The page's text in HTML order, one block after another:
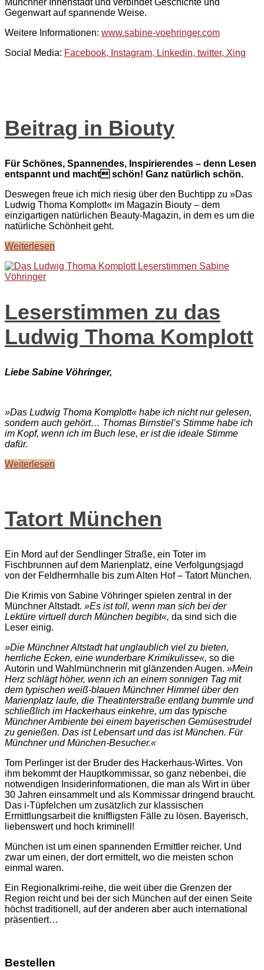
Münchner Innenstadt und verbindet Geschichte und
Gegenwart auf spannende Weise.
Weitere Informationen: www.sabine-voehringer.com
Social Media: Facebook, Instagram, Linkedin, twitter, Xing
Beitrag in Biouty
Für Schönes, Spannendes, Inspirierendes – denn Lesen
entspannt und macht schön! Ganz natürlich schön.
Deswegen freue ich mich riesig über den Buchtipp zu »Das
Ludwig Thoma Komplott« im Magazin Biouty – dem
einzigartigen natürlichen Beauty-Magazin, in dem es um die
natürliche Schönheit geht.
Weiterlesen
Leserstimmen zu das
Ludwig Thoma Komplott
Liebe Sabine Vöhringer,
»Das Ludwig Thoma Komplott« habe ich nicht nur gelesen,
sondern auch gehört… Thomas Birnstiel’s Stimme habe ich
im Kopf, wenn ich im Buch lese, er ist die ideale Stimme
dafür.
Weiterlesen
Tatort München
Ein Mord auf der Sendlinger Straße, ein Toter im
Fischbrunnen auf dem Marienplatz, eine Verfolgungsjagd
von der Feldherrnhalle bis zum Alten Hof – Tatort München.
Die Krimis von Sabine Vöhringer spielen zentral in der
Münchner Altstadt. »Es ist toll, wenn man sich bei der
Lektüre virtuell durch München begibt«, da sind sich die
Leser einig.
»Die Münchner Altstadt hat unglaublich viel zu bieten,
herrliche Ecken, eine wunderbare Krimikulisse«, so die
Autorin und Wahlmünchnerin mit glänzenden Augen. »Mein
Herz schlägt höher, wenn ich an einem sonnigen Tag mit
dem typischen weiß-blauen Münchner Himmel über den
Marienplatz laufe, die Theatinterstraße entlang bummle und
schließlich im Hackerhaus einkehre, um das typische
Münchner Ambiente bei einem bayerischen Gemüsestrudel
zu genießen. Das ist Lebensart und das ist München. Für
Münchner und München-Besucher.«
Tom Perlinger ist der Bruder des Hackerhaus-Wirtes. Von
ihm bekommt der Hauptkommissar, so ganz nebenbei, die
notwendigen Insiderinformationen, die man als Wirt in über
30 Jahren einsammelt und als Kommissar dringend braucht.
Das i-Tüpfelchen um zusätzlich zur klassischen
Ermittlungsarbeit die kniffligsten Fälle zu lösen. Bayerisch,
liebenswert und hoch kriminell!
München ist um einen spannenden Ermittler reicher. Und
zwar um einen, der dort ermittelt, wo die meisten schon
einmal waren.
Ein Regionalkrimi-reihe, die weit über die Grenzen der
Region reicht und bei der sich München auf der einen Seite
höchst traditionell, auf der anderen aber auch international
präsentiert…
Bestellen